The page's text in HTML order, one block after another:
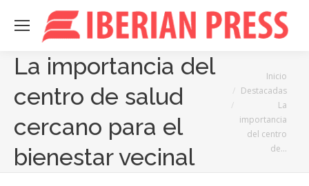
La importancia del
centro de salud
cercano para el
bienestar vecinal
Inicio
Destacadas
La
importancia
del centro
de…